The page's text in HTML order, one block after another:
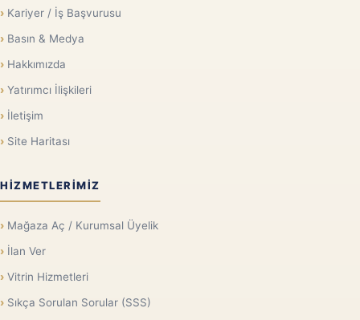
Kariyer / İş Başvurusu
Basın & Medya
Hakkımızda
Yatırımcı İlişkileri
İletişim
Site Haritası
HIZMETLERIMIZ
Mağaza Aç / Kurumsal Üyelik
İlan Ver
Vitrin Hizmetleri
Sıkça Sorulan Sorular (SSS)